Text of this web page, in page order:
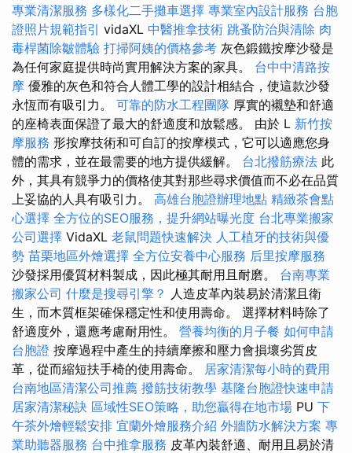
專業清潔服務 多樣化二手攤車選擇 專業室內設計服務 台胞
證照片規範指引 vidaXL 中醫推拿技術 跳蚤防治與清除 肉
毒桿菌除皺體驗 打掃阿姨的價格參考 灰色鍛鐵按摩沙發是
為任何家庭提供時尚實用解決方案的家具。 台中中清路按
摩 優雅的灰色和符合人體工學的設計相結合，使這款沙發
永恆而有吸引力。 可靠的防水工程團隊 厚實的襯墊和舒適
的座椅表面保證了最大的舒適度和放鬆感。 由於 L 新竹按
摩服務 形按摩技術和可自訂的按摩模式，它可以適應您身
體的需求，並在最需要的地方提供緩解。 台北撥筋療法 此
外，其具有競爭力的價格使其對那些尋求價值而不必在品質
上妥協的人具有吸引力。 高雄台胞證辦理地點 精緻茶會點
心選擇 全方位的SEO服務，提升網站曝光度 台北專業搬家
公司選擇 VidaXL 老鼠問題快速解決 人工植牙的技術與優
勢 苗栗地區外燴選擇 全方位安養中心服務 后里按摩服務
沙發採用優質材料製成，因此極其耐用且耐磨。 台南專業
搬家公司 什麼是搜尋引擎？ 人造皮革內裝易於清潔且衛
生，而木質框架確保穩定性和使用壽命。 選擇材料時除了
舒適度外，還應考慮耐用性。 營養均衡的月子餐 如何申請
台胞證 按摩過程中產生的持續摩擦和壓力會損壞劣質皮
革，從而縮短扶手椅的使用壽命。 居家清潔每小時的費用
台南地區清潔公司推薦 撥筋技術教學 基隆台胞證快速申請
居家清潔秘訣 區域性SEO策略，助您贏得在地市場 PU 下
午茶外燴輕鬆安排 宜蘭外燴服務介紹 外牆防水解決方案 專
業助聽器服務 台中推拿服務 皮革內裝舒適、耐用且易於清